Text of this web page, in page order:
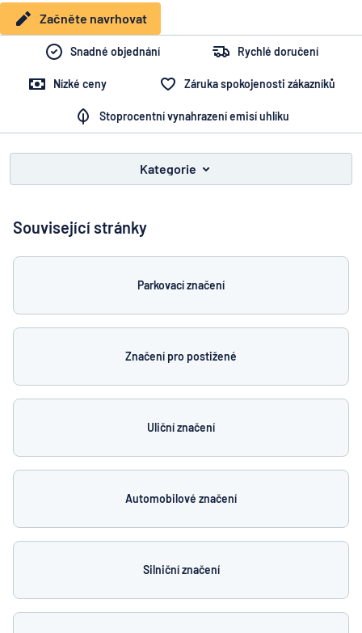
Služby
zákazníkům
Jednotlivec
Začněte navrhovat
Snadné objednání Rychlé doručení
Nízké ceny Záruka spokojenosti zákazníků
Stoprocentní vynahrazení emisí uhlíku
Kategorie
Související stránky
Parkovací značení
Značení pro postižené
Uliční značení
Automobilové značení
Silniční značení